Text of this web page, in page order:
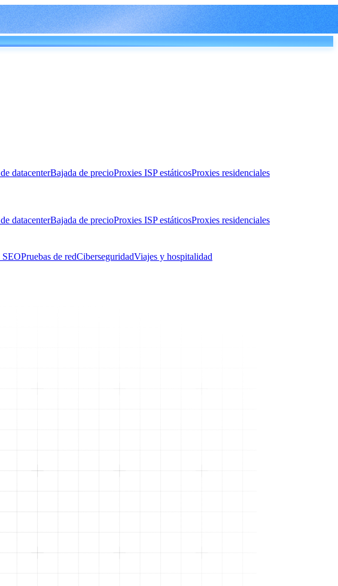
datacenterBajada de precioProxies ISP estáticosProxies residenciales
datacenterBajada de precioProxies ISP estáticosProxies residenciales
Pruebas de redCiberseguridadViajes y hospitalidad